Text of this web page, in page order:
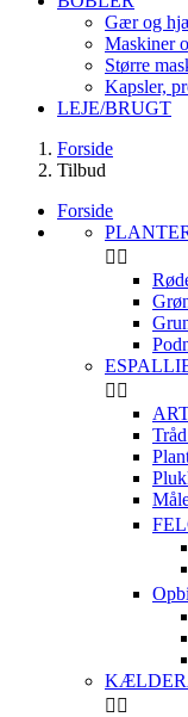
Gær og
Maskiner
Større
Kapsler,
LEJE/BRUGT
Forside
Tilbud
Forside
 
 
 